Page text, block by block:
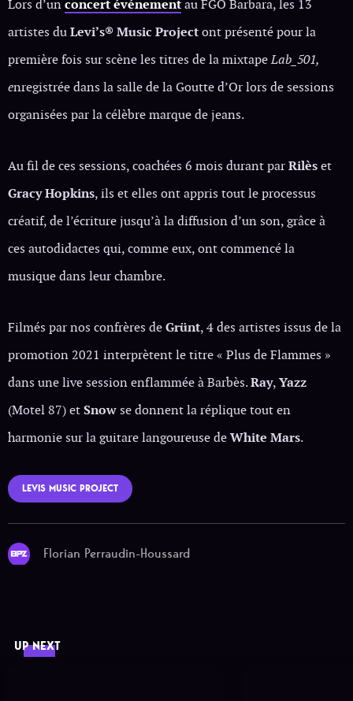
Lors d’unconcert événementau FGO Barbara, les 13
artistes duLevi’s® Music Projectont présenté pour la
première fois sur scène les titres de la mixtapeLab_501,
enregistrée dans la salle de la Goutte d’Or lors de sessions
organisées par la célèbre marque de jeans.
Au fil de ces sessions, coachées 6 mois durant parRilèset
Gracy Hopkins, ils et elles ont appris tout le processus
créatif, de l’écriture jusqu’à la diffusion d’un son, grâce à
ces autodidactes qui, comme eux, ont commencé la
musique dans leur chambre.
Filmés par nos confrères deGrünt, 4 des artistes issus de la
promotion 2021 interprètent le titre « Plus de Flammes »
dans une live session enflammée à Barbès.Ray,Yazz
(Motel 87) etSnow se donnent la réplique tout en
harmonie sur la guitare langoureuse deWhite Mars.
LEVIS MUSIC PROJECT
Florian Perraudin-Houssard
UP NEXT